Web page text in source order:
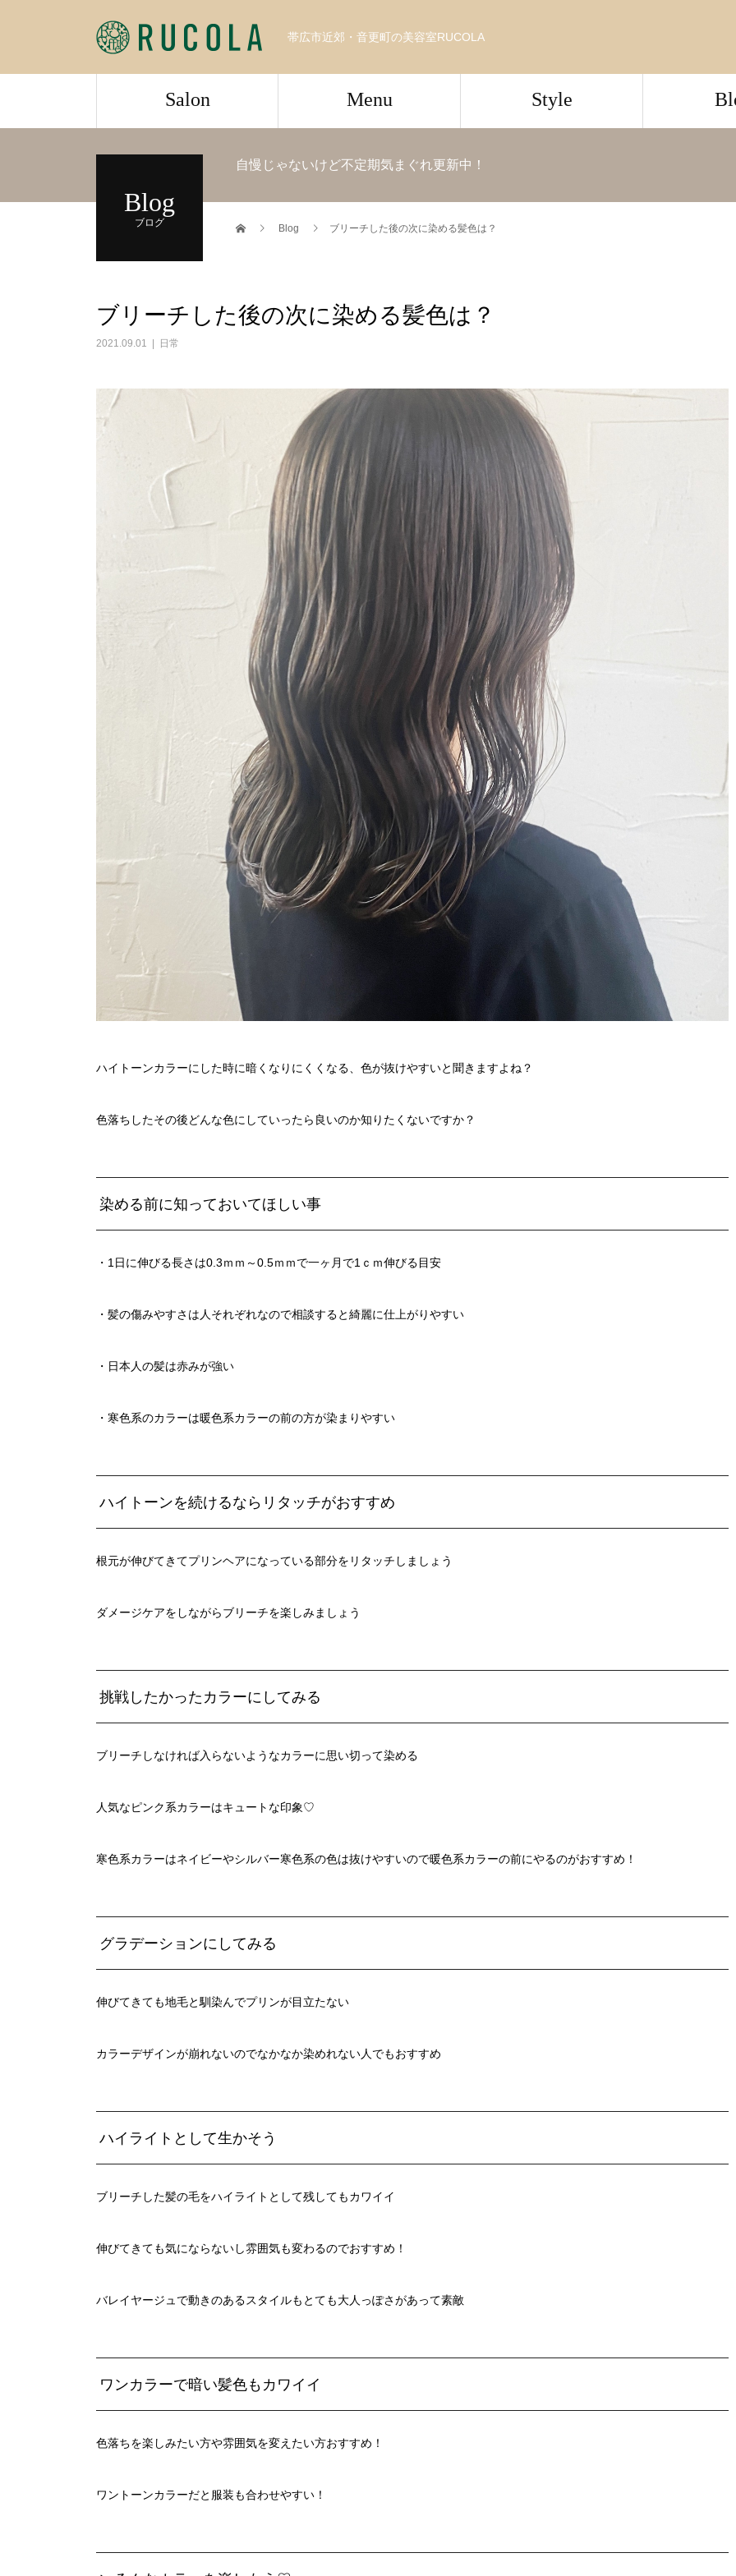
帯広市近郊・音更町の美容室RUCOLA
Salon Menu Style
Blog
ブログ
自慢じゃないけど不定期気まぐれ更新中！
Blog ブリーチした後の次に染める髪色は？
ブリーチした後の次に染める髪色は？
2021.09.01 日常
ハイトーンカラーにした時に暗くなりにくくなる、色が抜けやすいと聞きますよね？
色落ちしたその後どんな色にしていったら良いのか知りたくないですか？
染める前に知っておいてほしい事
・1日に伸びる長さは0.3ｍｍ～0.5ｍｍで一ヶ月で1ｃｍ伸びる目安
・髪の傷みやすさは人それぞれなので相談すると綺麗に仕上がりやすい
・日本人の髪は赤みが強い
・寒色系のカラーは暖色系カラーの前の方が染まりやすい
ハイトーンを続けるならリタッチがおすすめ
根元が伸びてきてプリンヘアになっている部分をリタッチしましょう
ダメージケアをしながらブリーチを楽しみましょう
挑戦したかったカラーにしてみる
ブリーチしなければ入らないようなカラーに思い切って染める
人気なピンク系カラーはキュートな印象♡
寒色系カラーはネイビーやシルバー寒色系の色は抜けやすいので暖色系カラーの前にやるのがおすすめ！
グラデーションにしてみる
伸びてきても地毛と馴染んでプリンが目立たない
カラーデザインが崩れないのでなかなか染めれない人でもおすすめ
ハイライトとして生かそう
ブリーチした髪の毛をハイライトとして残してもカワイイ
伸びてきても気にならないし雰囲気も変わるのでおすすめ！
バレイヤージュで動きのあるスタイルもとても大人っぽさがあって素敵
ワンカラーで暗い髪色もカワイイ
色落ちを楽しみたい方や雰囲気を変えたい方おすすめ！
ワントーンカラーだと服装も合わせやすい！